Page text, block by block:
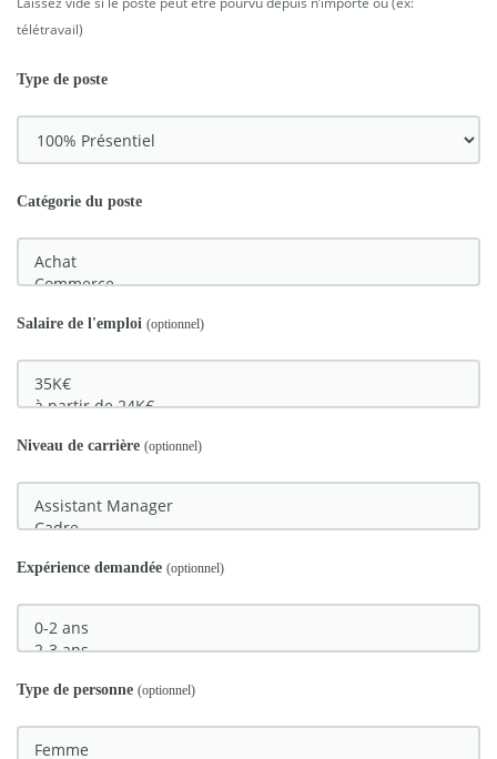
télétravail)
Type de poste
Catégorie du poste
Salaire de l'emploi (optionnel)
Niveau de carrière (optionnel)
Expérience demandée (optionnel)
Type de personne (optionnel)